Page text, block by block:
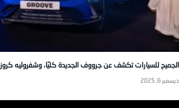
الجميح للسيارات تكشف عن جرووف الجديدة كليًا، وشفروليه كروز 2026
ديسمبر 6, 2025